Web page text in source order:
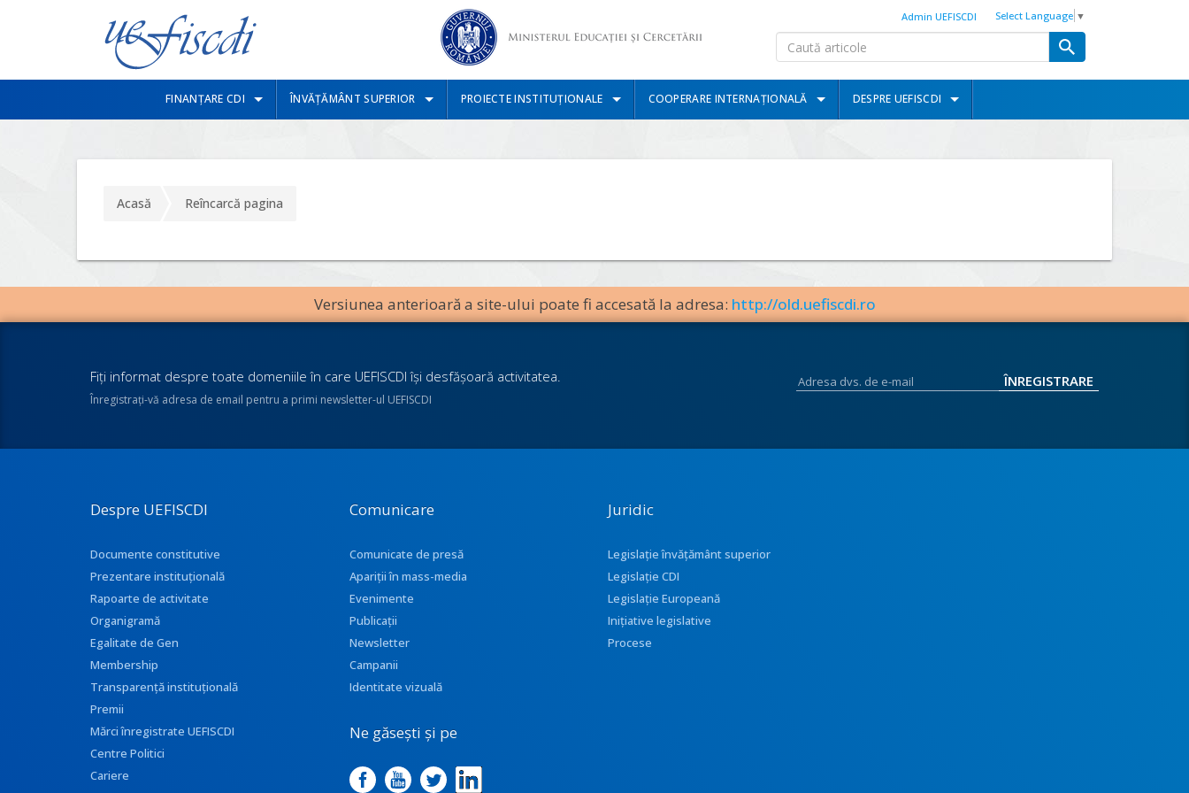
Select Language ▼
Admin UEFISCDI
FINANȚARE CDI ÎNVĂȚĂMÂNT SUPERIOR PROIECTE INSTITUȚIONALE COOPERARE INTERNAȚIONALĂ DESPRE UEFISCDI
Acasă Reîncarcă pagina
Versiunea anterioară a site-ului poate fi accesată la adresa: http://old.uefiscdi.ro
Fiţi informat despre toate domeniile în care UEFISCDI îşi desfăşoară activitatea.
Înregistraţi-vă adresa de email pentru a primi newsletter-ul UEFISCDI
Despre UEFISCDI
Documente constitutive
Prezentare instituţională
Rapoarte de activitate
Organigramă
Egalitate de Gen
Membership
Transparenţă instituţională
Premii
Mărci înregistrate UEFISCDI
Centre Politici
Cariere
Comunicare
Comunicate de presă
Apariţii în mass-media
Evenimente
Publicații
Newsletter
Campanii
Identitate vizuală
Ne găsești și pe
Juridic
Legislație învățământ superior
Legislație CDI
Legislație Europeană
Inițiative legislative
Procese